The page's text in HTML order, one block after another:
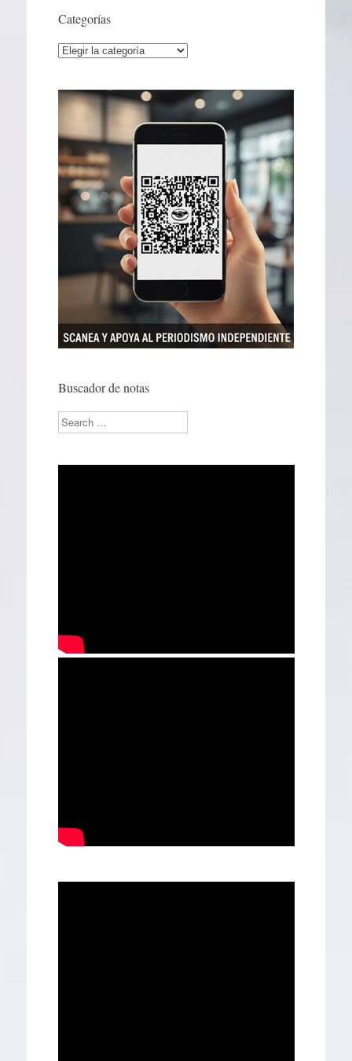
Categorías
Categorías
Buscador de notas
Search